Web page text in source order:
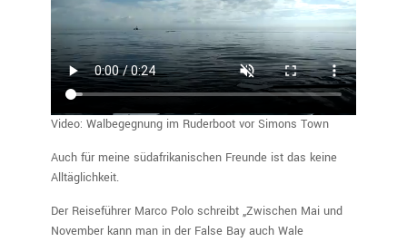
Video: Walbegegnung im Ruderboot vor Simons Town
Auch für meine südafrikanischen Freunde ist das keine
Alltäglichkeit.
Der Reiseführer Marco Polo schreibt „Zwischen Mai und
November kann man in der False Bay auch Wale